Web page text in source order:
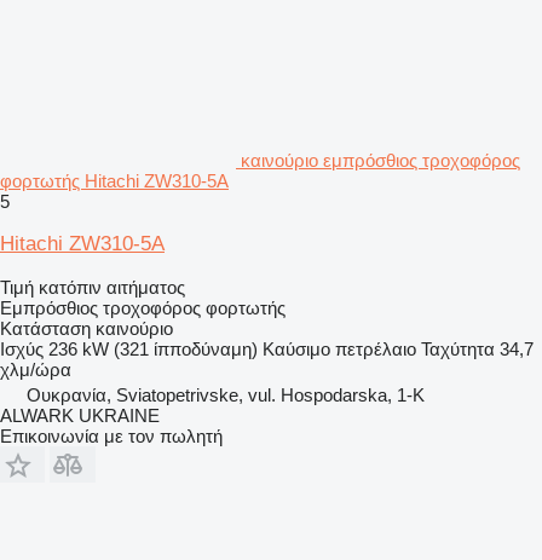
καινούριο εμπρόσθιος τροχοφόρος
φορτωτής Hitachi ZW310-5A
5
Hitachi ZW310-5A
Τιμή κατόπιν αιτήματος
Εμπρόσθιος τροχοφόρος φορτωτής
Κατάσταση καινούριο
Ισχύς 236 kW (321 ίπποδύναμη) Καύσιμο πετρέλαιο Ταχύτητα 34,7
χλμ/ώρα
Ουκρανία, Sviatopetrivske, vul. Hospodarska, 1-K
ALWARK UKRAINE
Επικοινωνία με τον πωλητή